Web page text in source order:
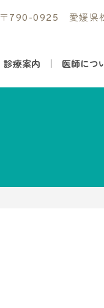
〒790-0925 愛媛県
診療案内 医師につ